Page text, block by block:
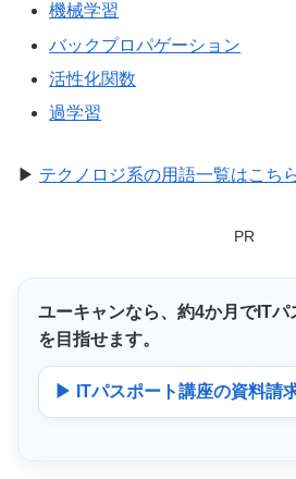
機械学習
バックプロパゲーション
活性化関数
過学習
▶ テクノロジ系の用語一覧はこち
PR
ユーキャンなら、 約4か月 でITパ
を目指せます。
▶ ITパスポート講座の資料請